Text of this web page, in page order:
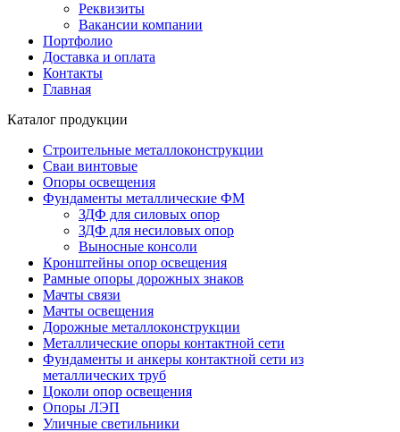
Реквизиты
Вакансии компании
Портфолио
Доставка и оплата
Контакты
Главная
Каталог продукции
Строительные металлоконструкции
Сваи винтовые
Опоры освещения
Фундаменты металлические ФМ
ЗДФ для силовых опор
ЗДФ для несиловых опор
Выносные консоли
Кронштейны опор освещения
Рамные опоры дорожных знаков
Мачты связи
Мачты освещения
Дорожные металлоконструкции
Металлические опоры контактной сети
Фундаменты и анкеры контактной сети из
металлических труб
Цоколи опор освещения
Опоры ЛЭП
Уличные светильники